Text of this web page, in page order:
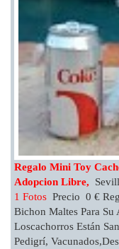
Regalo Mini Toy
Adopcion Libre,
1 Fotos Precio 0 €
Bichon Maltes Para
Loscachorros Están
Pedigrí,